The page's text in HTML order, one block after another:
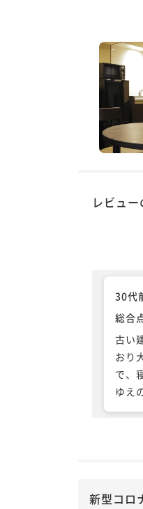
レビュ
30代
総合
古い
おり
で、
ゆえ
せ暖
新型コロ